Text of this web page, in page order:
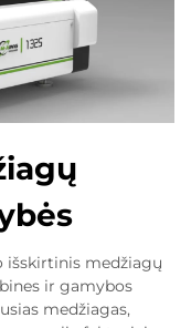
išskirtinis medžiagų
ir gamybos
medžiagas,